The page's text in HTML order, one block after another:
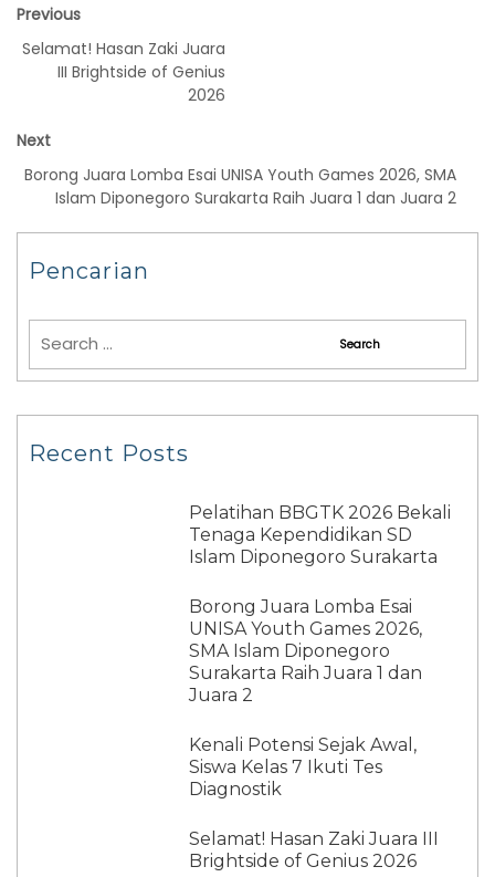
Previous
Selamat! Hasan Zaki Juara
III Brightside of Genius
2026
Next
Borong Juara Lomba Esai UNISA Youth Games 2026, SMA
Islam Diponegoro Surakarta Raih Juara 1 dan Juara 2
Pencarian
Recent Posts
Pelatihan BBGTK 2026 Bekali
Tenaga Kependidikan SD
Islam Diponegoro Surakarta
Borong Juara Lomba Esai
UNISA Youth Games 2026,
SMA Islam Diponegoro
Surakarta Raih Juara 1 dan
Juara 2
Kenali Potensi Sejak Awal,
Siswa Kelas 7 Ikuti Tes
Diagnostik
Selamat! Hasan Zaki Juara III
Brightside of Genius 2026